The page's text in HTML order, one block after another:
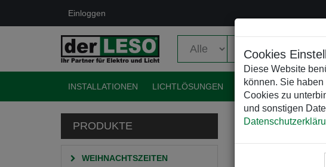
Cookies
Diese Website
können. Sie
Cookies zu
und sonstigen
Einloggen
INSTALLATIONEN LICHTLÖSUNGEN EVENTELEKTRIK
PRODUKTE
WEIHNACHTSZEITEN
HOME